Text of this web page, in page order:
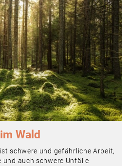
Wald
schwere und gefährliche Arbeit,
und auch schwere Unfälle